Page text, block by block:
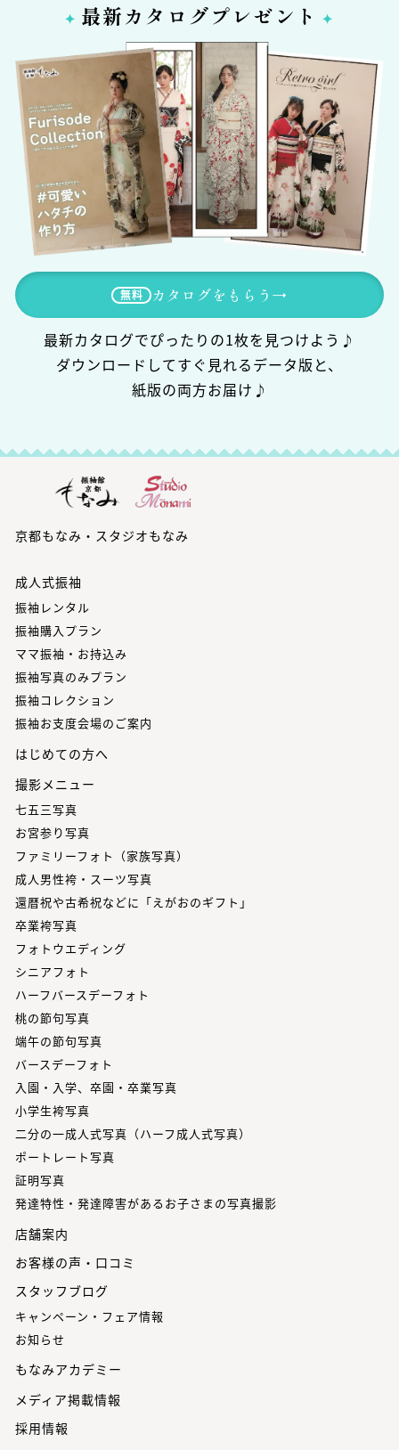
✦ 最新カタログプレゼント ✦
無料 カタログをもらう →
最新カタログでぴったりの1枚を見つけよう♪
ダウンロードしてすぐ見れるデータ版と、
紙版の両方お届け♪
京都もなみ・スタジオもなみ
成人式振袖
振袖レンタル
振袖購入プラン
ママ振袖・お持込み
振袖写真のみプラン
振袖コレクション
振袖お支度会場のご案内
はじめての方へ
撮影メニュー
七五三写真
お宮参り写真
ファミリーフォト（家族写真）
成人男性袴・スーツ写真
還暦祝や古希祝などに「えがおのギフト」
卒業袴写真
フォトウエディング
シニアフォト
ハーフバースデーフォト
桃の節句写真
端午の節句写真
バースデーフォト
入園・入学、卒園・卒業写真
小学生袴写真
二分の一成人式写真（ハーフ成人式写真）
ポートレート写真
証明写真
発達特性・発達障害があるお子さまの写真撮影
店舗案内
お客様の声・口コミ
スタッフブログ
キャンペーン・フェア情報
お知らせ
もなみアカデミー
メディア掲載情報
採用情報